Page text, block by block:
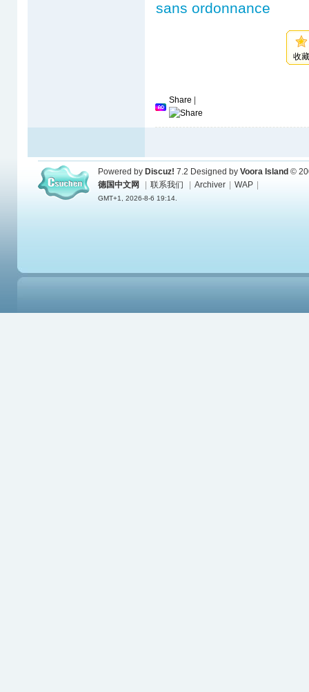
sans ordonnance
收
Share
Powered by Discuz! 7.2 Designed by Voora Island ©
德国中文网
联系我们 Archiver WAP
GMT+1, 2026-8-6 19:14.